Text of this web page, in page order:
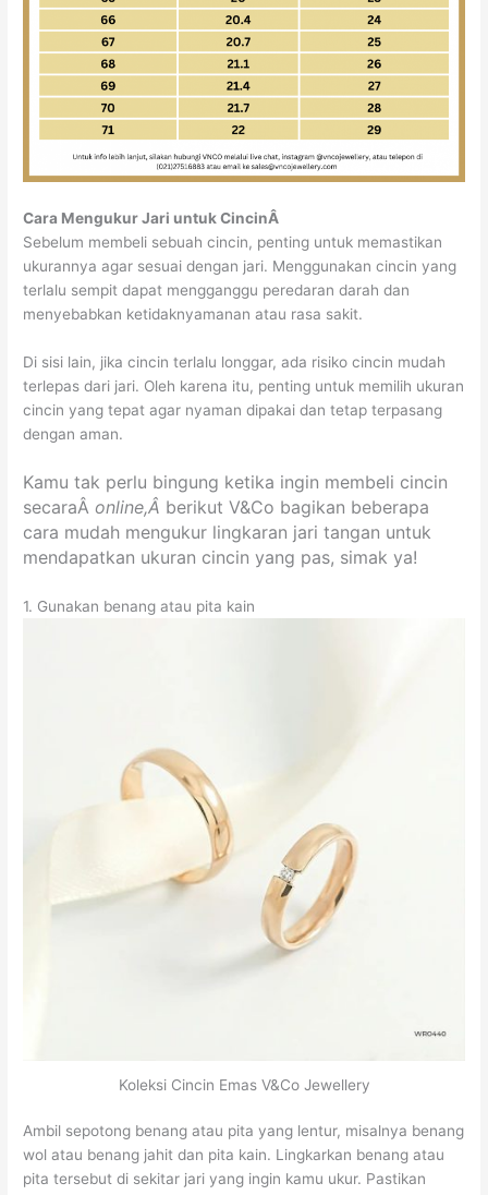
Cara Mengukur Jari untuk CincinÂ
Sebelum membeli sebuah cincin, penting untuk memastikan
ukurannya agar sesuai dengan jari. Menggunakan cincin yang
terlalu sempit dapat mengganggu peredaran darah dan
menyebabkan ketidaknyamanan atau rasa sakit.
Di sisi lain, jika cincin terlalu longgar, ada risiko cincin mudah
terlepas dari jari. Oleh karena itu, penting untuk memilih ukuran
cincin yang tepat agar nyaman dipakai dan tetap terpasang
dengan aman.
Kamu tak perlu bingung ketika ingin membeli cincin
secaraÂ online,Â berikut V&Co bagikan beberapa
cara mudah mengukur lingkaran jari tangan untuk
mendapatkan ukuran cincin yang pas, simak ya!
1. Gunakan benang atau pita kain
Koleksi Cincin Emas V&Co Jewellery
Ambil sepotong benang atau pita yang lentur, misalnya benang
wol atau benang jahit dan pita kain. Lingkarkan benang atau
pita tersebut di sekitar jari yang ingin kamu ukur. Pastikan